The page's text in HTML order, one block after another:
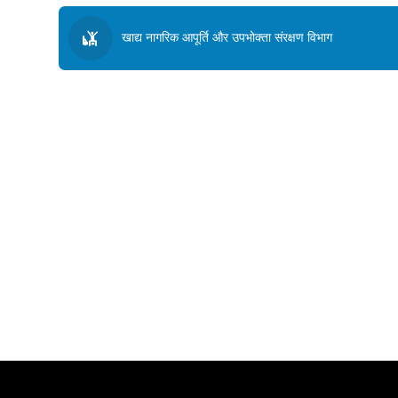
खाद्य नागरिक आपूर्ति और उपभोक्ता संरक्षण विभाग